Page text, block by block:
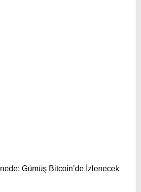
Gümüş Bitcoin’de İzlenecek